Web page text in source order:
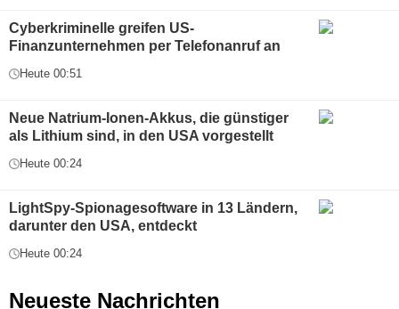
Cyberkriminelle greifen US-
Finanzunternehmen per Telefonanruf an
Heute 00:51
Neue Natrium-Ionen-Akkus, die günstiger
als Lithium sind, in den USA vorgestellt
Heute 00:24
LightSpy-Spionagesoftware in 13 Ländern,
darunter den USA, entdeckt
Heute 00:24
Neueste Nachrichten